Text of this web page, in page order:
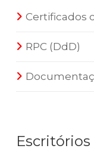
Certificados
RPC (DdD)